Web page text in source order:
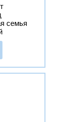
семья